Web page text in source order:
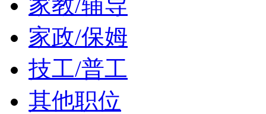
家政/保姆
技工/普工
其他职位